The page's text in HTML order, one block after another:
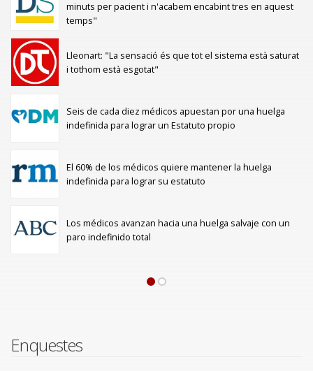
minuts per pacient i n'acabem encabint tres en aquest
temps"
Lleonart: "La sensació és que tot el sistema està saturat
i tothom està esgotat"
Seis de cada diez médicos apuestan por una huelga
indefinida para lograr un Estatuto propio
El 60% de los médicos quiere mantener la huelga
indefinida para lograr su estatuto
Los médicos avanzan hacia una huelga salvaje con un
paro indefinido total
Enquestes